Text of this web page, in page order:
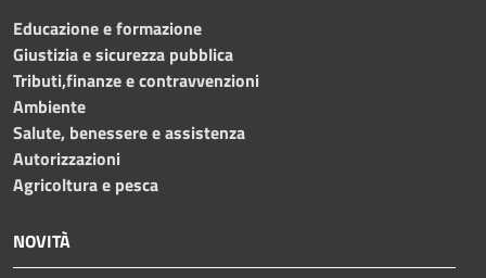
Educazione e formazione
Giustizia e sicurezza pubblica
Tributi,finanze e contravvenzioni
Ambiente
Salute, benessere e assistenza
Autorizzazioni
Agricoltura e pesca
NOVITÀ